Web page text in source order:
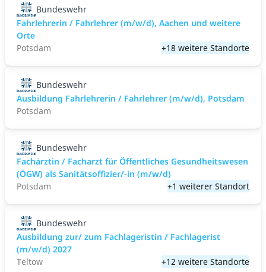
Bundeswehr
Fahrlehrerin / Fahrlehrer (m/w/d), Aachen und weitere
Orte
Potsdam
+18 weitere Standorte
Bundeswehr
Ausbildung Fahrlehrerin / Fahrlehrer (m/w/d), Potsdam
Potsdam
Bundeswehr
Fachärztin / Facharzt für Öffentliches Gesundheitswesen
(ÖGW) als Sanitätsoffizier/-in (m/w/d)
Potsdam
+1 weiterer Standort
Bundeswehr
Ausbildung zur/ zum Fachlageristin / Fachlagerist
(m/w/d) 2027
Teltow
+12 weitere Standorte